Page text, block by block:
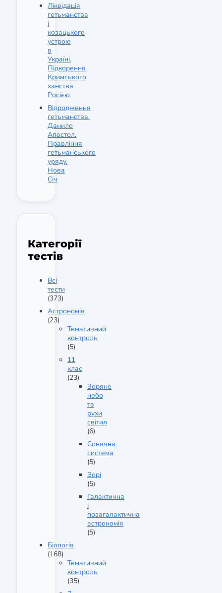
Ліквідація
гетьманства
і
козацького
устрою
в
Україні.
Підкорення
Кримського
ханства
Росією
Відродження
гетьманства.
Данило
Апостол.
Правління
гетьманського
уряду.
Нова
Січ
Категорії
тестів
Всі
тести
(373)
Астрономія
(23)
Тематичний
контроль
(5)
11
клас
(23)
Зоряне
небо
та
рухи
світил
(6)
Сонячна
система
(5)
Зорі
(5)
Галактична
і
позагалактична
астрономія
(5)
Біологія
(168)
Тематичний
контроль
(35)